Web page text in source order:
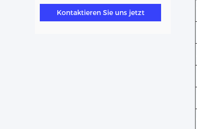
Kontaktieren Sie uns jetzt